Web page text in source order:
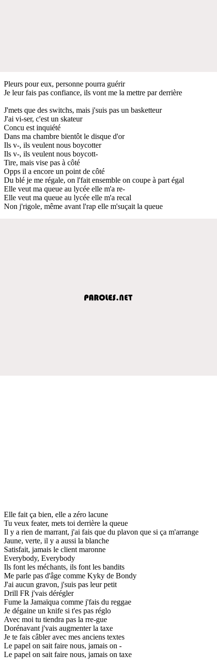
Pleurs pour eux, personne pourra guérir
Je leur fais pas confiance, ils vont me la mettre par derrière
J'mets que des switchs, mais j'suis pas un basketteur
J'ai vi-ser, c'est un skateur
Concu est inquiété
Dans ma chambre bientôt le disque d'or
Ils v-, ils veulent nous boycotter
Ils v-, ils veulent nous boycott-
Tire, mais vise pas à côté
Opps il a encore un point de côté
Du blé je me régale, on l'fait ensemble on coupe à part égal
Elle veut ma queue au lycée elle m'a re-
Elle veut ma queue au lycée elle m'a recal
Non j'rigole, même avant l'rap elle m'suçait la queue
Elle fait ça bien, elle a zéro lacune
Tu veux feater, mets toi derrière la queue
Il y a rien de marrant, j'ai fais que du plavon que si ça m'arrange
Jaune, verte, il y a aussi la blanche
Satisfait, jamais le client maronne
Everybody, Everybody
Ils font les méchants, ils font les bandits
Me parle pas d'âge comme Kyky de Bondy
J'ai aucun gravon, j'suis pas leur petit
Drill FR j'vais dérégler
Fume la Jamaïqua comme j'fais du reggae
Je dégaine un knife si t'es pas réglo
Avec moi tu tiendra pas la rre-gue
Dorénavant j'vais augmenter la taxe
Je te fais câbler avec mes anciens textes
Le papel on sait faire nous, jamais on -
Le papel on sait faire nous, jamais on taxe